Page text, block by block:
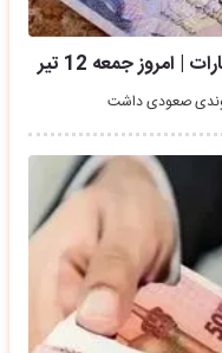
امروز جمعه 12 تیر
روندی صعودی داشت